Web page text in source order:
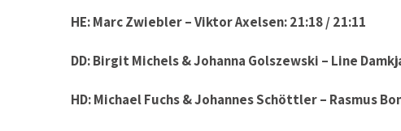
HE: Marc Zwiebler – Viktor Axelsen: 21:18 / 21:11
DD: Birgit Michels & Johanna Golszewski – Line
HD: Michael Fuchs & Johannes Schöttler – Rasmus